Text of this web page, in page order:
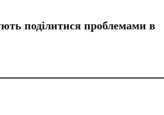
поділитися проблемами в